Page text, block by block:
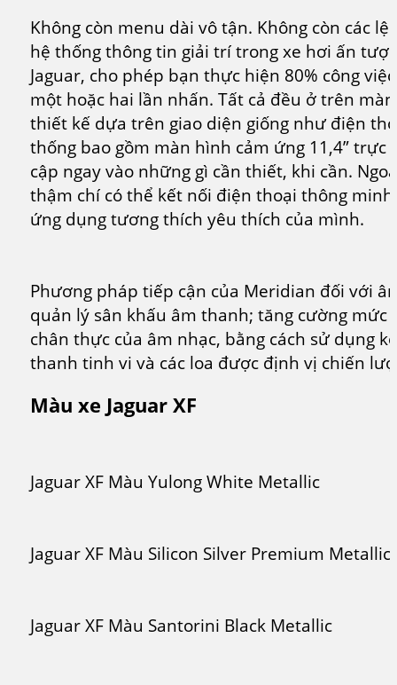
Không còn menu dài vô tận. Không còn các
hệ thống thông tin giải trí trong xe hơi ấn
Jaguar, cho phép bạn thực hiện 80% công
một hoặc hai lần nhấn. Tất cả đều ở trên
thiết kế dựa trên giao diện giống như điện
thống bao gồm màn hình cảm ứng 11,4” trực
cập ngay vào những gì cần thiết, khi cần.
thậm chí có thể kết nối điện thoại thông
ứng dụng tương thích yêu thích của mình.
Phương pháp tiếp cận của Meridian đối với
quản lý sân khấu âm thanh; tăng cường mức
chân thực của âm nhạc, bằng cách sử dụng
thanh tinh vi và các loa được định vị chiến
Màu xe Jaguar XF
Jaguar XF Màu Yulong White Metallic
Jaguar XF Màu Silicon Silver Premium Metallic
Jaguar XF Màu Santorini Black Metallic